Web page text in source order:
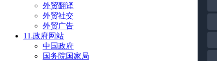
外贸翻译
外贸社交
外贸广告
11.政府网站
中国政府
国务院国家局